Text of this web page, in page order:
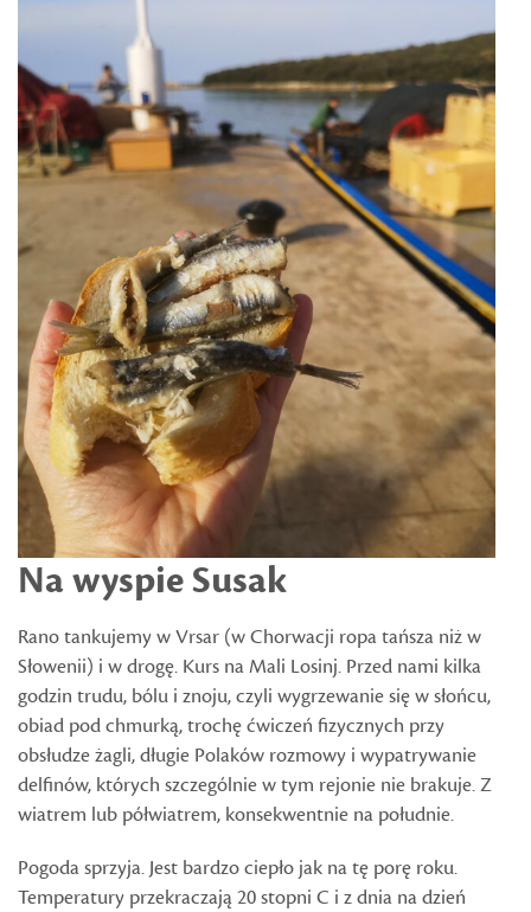
Na wyspie Susak
Rano tankujemy w Vrsar (w Chorwacji ropa tańsza niż w
Słowenii) i w drogę. Kurs na Mali Losinj. Przed nami kilka
godzin trudu, bólu i znoju, czyli wygrzewanie się w słońcu,
obiad pod chmurką, trochę ćwiczeń fizycznych przy
obsłudze żagli, długie Polaków rozmowy i wypatrywanie
delfinów, których szczególnie w tym rejonie nie brakuje. Z
wiatrem lub półwiatrem, konsekwentnie na południe.
Pogoda sprzyja. Jest bardzo ciepło jak na tę porę roku.
Temperatury przekraczają 20 stopni C i z dnia na dzień